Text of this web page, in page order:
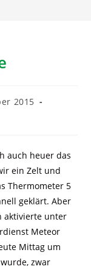
2015
auch heuer das
ein Zelt und
Thermometer 5
geklärt. Aber
aktivierte unter
Meteor
Mittag um
zwar